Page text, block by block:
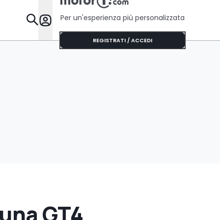
Da Sapere
Per un'esperienza più personalizzata
REGISTRATI / ACCEDI
GT4